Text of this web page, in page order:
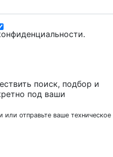
.
поиск, подбор и
под ваши
отправьте ваше техническое